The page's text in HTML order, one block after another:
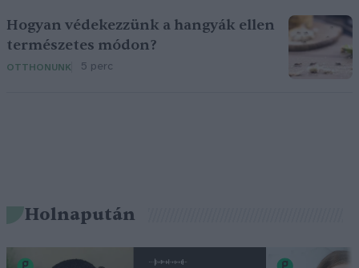
Hogyan védekezzünk a hangyák ellen
természetes módon?
OTTHONUNK 5 perc
Holnapután